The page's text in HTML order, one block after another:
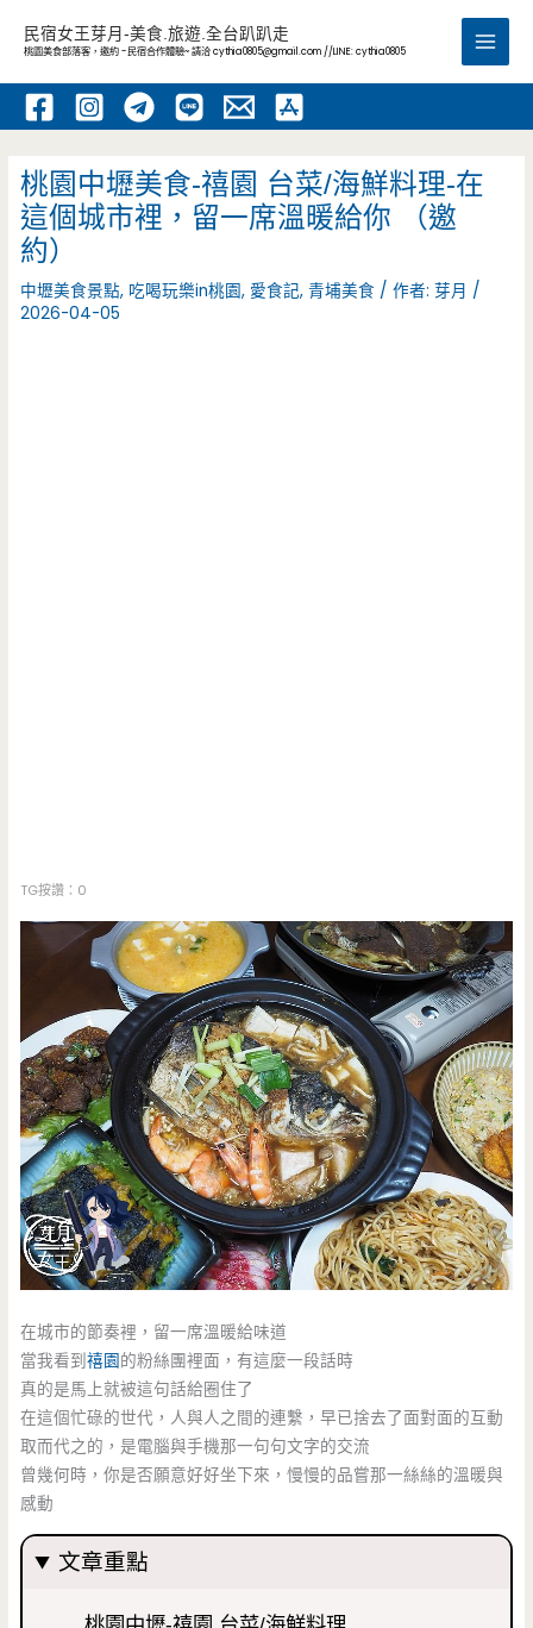
內
民宿女王芽月-美食.旅遊.全台趴趴走
桃園美食部落客，邀約 -民宿合作體驗~ 請洽cythia0805@gmail.com //LINE: cythia0805
Main
桃園中壢美食-禧園 台菜/海鮮料理-在
這個城市裡，留一席溫暖給你 （邀
約）
中壢美食景點, 吃喝玩樂in桃園, 愛食記,青埔美食 / 作者:芽月 /
2026-04-05
TG按讚：0
在城市的節奏裡，留一席溫暖給味道
當我看到禧園的粉絲團裡面，有這麼一段話時
真的是馬上就被這句話給圈住了
在這個忙碌的世代，人與人之間的連繫，早已捨去了面對面的互動
取而代之的，是電腦與手機那一句句文字的交流
曾幾何時，你是否願意好好坐下來，慢慢的品嘗那一絲絲的溫暖與
感動
文章重點